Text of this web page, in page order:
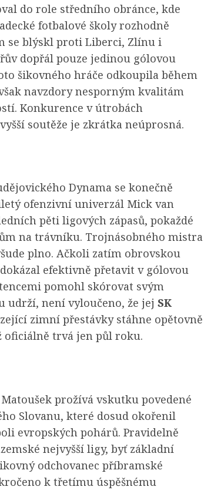
do role středního obránce, kde
fotbalové školy rozhodně
se blýskl proti Liberci, Zlínu i
dopřál pouze jedinou gólovou
šikovného hráče odkoupila během
navzdory nesporným kvalitám
Konkurence v útrobách
soutěže je zkrátka neúprosná.
Dynama se konečně
ofenzivní univerzál Mick van
pěti ligových zápasů, pokaždé
na trávníku. Trojnásobného mistra
plno. Ačkoli zatím obrovskou
efektivně přetavit v gólovou
pomohl skórovat svým
udrží, není vyloučeno, že jej SK
zimní přestávky stáhne opětovně
oficiálně trvá jen půl roku.
prožívá vskutku povedené
Slovanu, které dosud okořenil
evropských pohárů. Pravidelně
nejvyšší ligy, byť základní
odchovanec příbramské
k třetímu úspěšnému